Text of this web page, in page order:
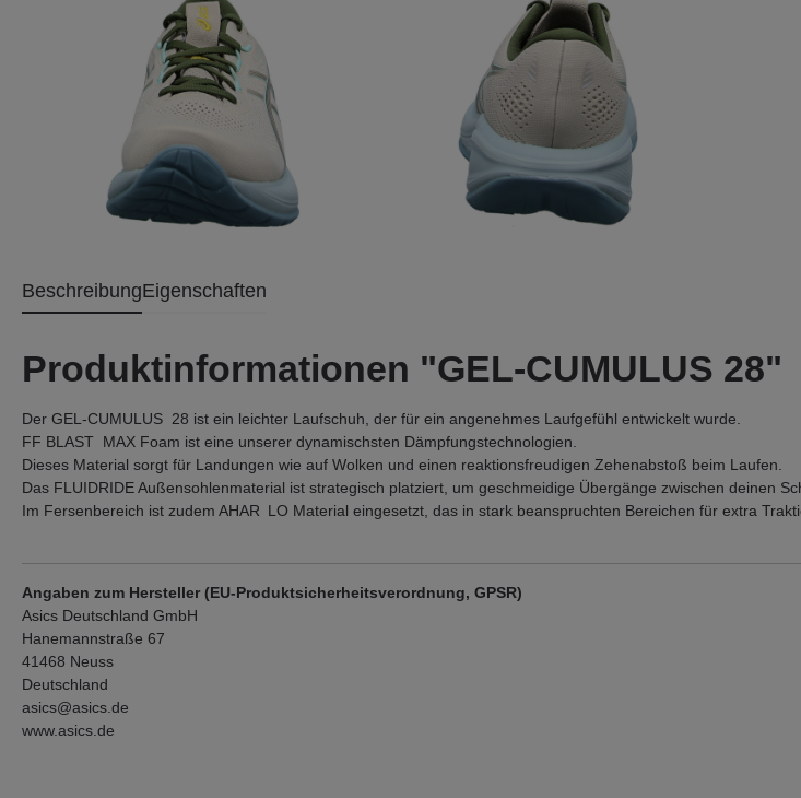
BeschreibungEigenschaften
Produktinformationen "GEL-CUMULUS 28"
Der GEL-CUMULUS 28 ist ein leichter Laufschuh, der für ein angenehmes Laufgefühl entwickelt wurde.
FF BLAST MAX Foam ist eine unserer dynamischsten Dämpfungstechnologien.
Dieses Material sorgt für Landungen wie auf Wolken und einen reaktionsfreudigen Zehenabstoß beim Laufen.​
Das FLUIDRIDE Außensohlenmaterial ist strategisch platziert, um geschmeidige Übergänge zwischen deinen
Im Fersenbereich ist zudem AHAR LO Material eingesetzt, das in stark beanspruchten Bereichen für extra
Angaben zum Hersteller (EU-Produktsicherheitsverordnung, GPSR)
Asics Deutschland GmbH
Hanemannstraße 67
41468 Neuss
Deutschland
asics@asics.de
www.asics.de